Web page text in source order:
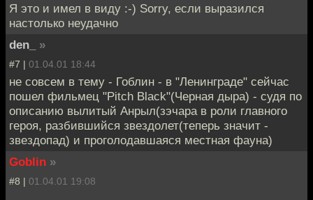
Я это и имел в виду :-) Sorry, если выразился
настолько неудачно
den_
»
#7 | 01.04.01 18:44
не совсем в тему - Гоблин - в "Ленинграде" сейчас
пошел фильмец "Pitch Black"(Черная дыра) - судя по
описанию вылитый Анрыл(зэчара в роли главного
героя, разбившийся звездолет(теперь значит -
звездопад) и проголодавшаяся местная фауна)
Goblin »
#8 | 01.04.01 19:08